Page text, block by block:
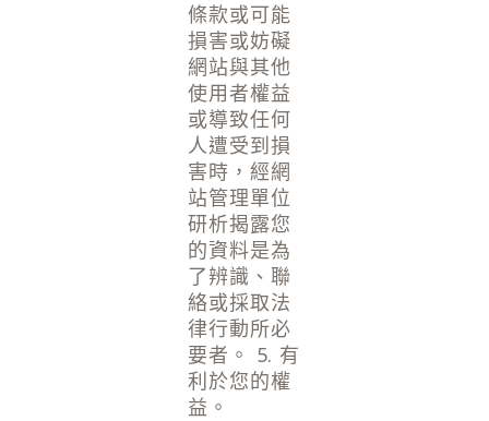
條款或可能
損害或妨礙
網站與其他
使用者權益
或導致任何
人遭受到損
害時，經網
站管理單位
研析揭露您
的資料是為
了辨識、聯
絡或採取法
律行動所必
要者。 5. 有
利於您的權
益。